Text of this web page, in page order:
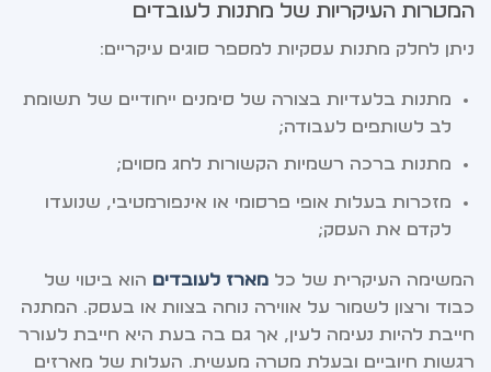
המטרות העיקריות של מתנות לעובדים
ניתן לחלק מתנות עסקיות למספר סוגים עיקריים:
מתנות בלעדיות בצורה של סימנים ייחודיים של תשומת
לב לשותפים לעבודה;
מתנות ברכה רשמיות הקשורות לחג מסוים;
מזכרות בעלות אופי פרסומי או אינפורמטיבי, שנועדו
לקדם את העסק;
המשימה העיקרית של כל מארז לעובדים הוא ביטוי של
כבוד ורצון לשמור על אווירה נוחה בצוות או בעסק. המתנה
חייבת להיות נעימה לעין, אך גם בה בעת היא חייבת לעורר
רגשות חיוביים ובעלת מטרה מעשית. העלות של מארזים